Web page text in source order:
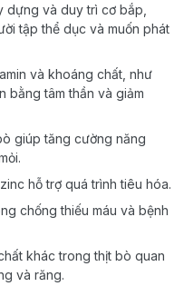
và duy trì cơ bắp,
tập thể dục và muốn phát
và khoáng chất, như
bằng tâm thần và giảm
giúp tăng cường năng
hỗ trợ quá trình tiêu hóa.
chống thiếu máu và bệnh
khác trong thịt bò quan
và răng.